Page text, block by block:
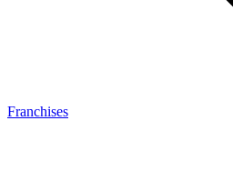
Franchises